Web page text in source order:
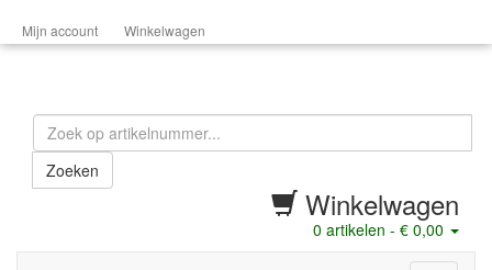
Mijn account Winkelwagen
Zoeken
Winkelwagen
0 artikelen - € 0,00